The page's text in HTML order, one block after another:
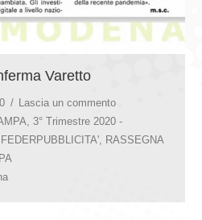
Varetto
Lascia un commento
, 3° Trimestre 2020 -
FEDERPUBBLICITA', RASSEGNA